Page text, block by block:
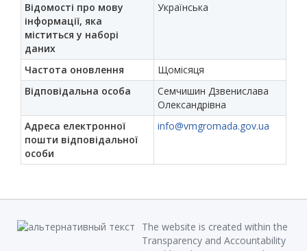
Відомості про мову
інформації, яка
міститься у наборі
даних
Українська
Частота оновлення
Щомісяця
Відповідальна особа
Семчишин Дзвенислава
Олександрівна
Адреса електронної
пошти відповідальної
особи
info@vmgromada.gov.ua
The website is created within the
Transparency and Accountability